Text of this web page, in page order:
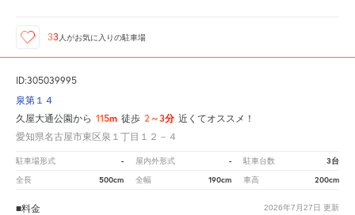
33 人がお気に入りの駐車場
ID:305039995
泉第１４
久屋大通公園から 115m 徒歩 2～3分 近くてオススメ！
愛知県名古屋市東区泉１丁目１２－４
駐車場形式 - 屋内外形式 - 駐車台数 3台
全長 500cm 全幅 190cm 車高 200cm
2026年7月27日 更新
■料金